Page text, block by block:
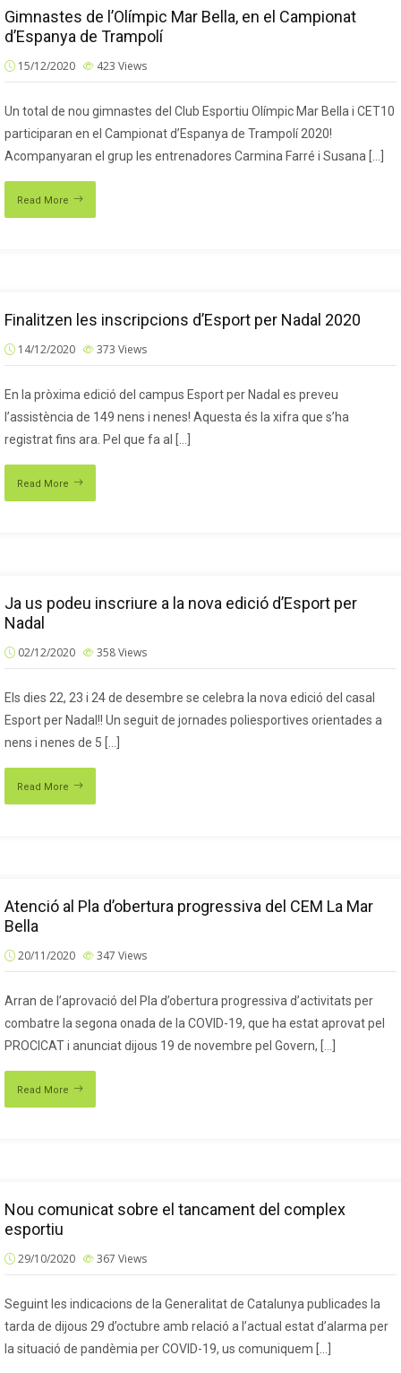
Gimnastes de l’Olímpic Mar Bella, en el Campionat
d’Espanya de Trampolí
15/12/2020 423 Views
Un total de nou gimnastes del Club Esportiu Olímpic Mar Bella i CET10
participaran en el Campionat d’Espanya de Trampolí 2020!
Acompanyaran el grup les entrenadores Carmina Farré i Susana […]
Read More
Finalitzen les inscripcions d’Esport per Nadal 2020
14/12/2020 373 Views
En la pròxima edició del campus Esport per Nadal es preveu
l’assistència de 149 nens i nenes! Aquesta és la xifra que s’ha
registrat fins ara. Pel que fa al […]
Read More
Ja us podeu inscriure a la nova edició d’Esport per
Nadal
02/12/2020 358Views
Els dies 22, 23 i 24 de desembre se celebra la nova edició del casal
Esport per Nadal!! Un seguit de jornades poliesportives orientades a
nens i nenes de 5 […]
Read More
Atenció al Pla d’obertura progressiva del CEM La Mar
Bella
20/11/2020 347 Views
Arran de l’aprovació del Pla d’obertura progressiva d’activitats per
combatre la segona onada de la COVID-19, que ha estat aprovat pel
PROCICAT i anunciat dijous 19 de novembre pel Govern, […]
Read More
Nou comunicat sobre el tancament del complex
esportiu
29/10/2020 367 Views
Seguint les indicacions de la Generalitat de Catalunya publicades la
tarda de dijous 29 d’octubre amb relació a l’actual estat d’alarma per
la situació de pandèmia per COVID-19, us comuniquem […]